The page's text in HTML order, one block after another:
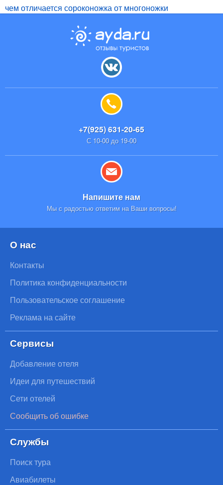
чем отличается сороконожка от многоножки
+7(925) 631-20-65
С 10-00 до 19-00
Напишите нам
Мы с радостью ответим на Ваши вопросы!
О нас
Контакты
Политика конфиденциальности
Пользовательское соглашение
Реклама на сайте
Сервисы
Добавление отеля
Идеи для путешествий
Сети отелей
Сообщить об ошибке
Службы
Поиск тура
Авиабилеты